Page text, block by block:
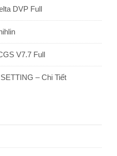
DVP Full
V7.7 Full
– Chi Tiết